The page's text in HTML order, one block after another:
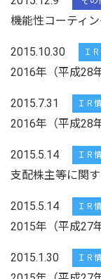
機能性コーティ
2015.10.30 Ｉ
2016年（平成28
2015.7.31 ＩＲ
2016年（平成28
2015.5.14 ＩＲ
支配株主等に関
2015.5.14 ＩＲ
2015年（平成27
2015.1.30 ＩＲ